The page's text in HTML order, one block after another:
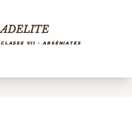
ADELITE
CLASSE VII - ARSÉNIATES